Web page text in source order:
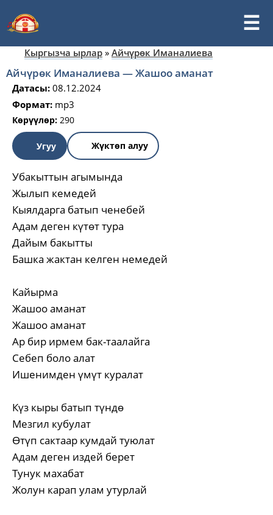
Кыргызча ырлар » Айчүрөк Иманалиева
Айчүрөк Иманалиева — Жашоо аманат
Датасы: 08.12.2024
Формат: mp3
Көрүүлөр: 290
Угуу Жүктөп алуу
Убакыттын агымында
Жылып кемедей
Кыялдарга батып ченебей
Адам деген күтөт тура
Дайым бакытты
Башка жактан келген немедей
Кайырма
Жашоо аманат
Жашоо аманат
Ар бир ирмем бак-таалайга
Себеп боло алат
Ишенимден үмүт куралат
Күз кыры батып түндө
Мезгил кубулат
Өтүп сактаар кумдай туюлат
Адам деген издей берет
Тунук махабат
Жолун карап улам утурлай